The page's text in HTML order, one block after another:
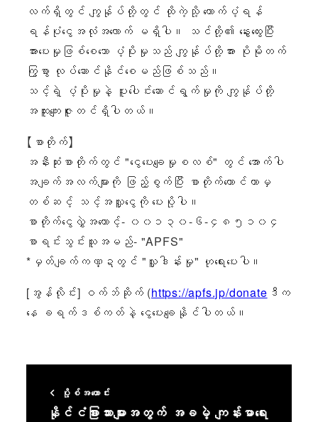
လက်ရှိတွင် ကျွန်ုပ်တို့တွင် ထိုကဲ့သို့ ထောက်ပံ့ရန်
ရန်ပုံငွေအလုံအလောက် မရှိပါ။ သင်တို့၏ နွေးထွေးပြီး
အားပေးမှုဖြစ်စေသော ပံ့ပိုးမှုသည် ကျွန်ုပ်တို့အား ပိုမိုတက်
ကြွစွာ လုပ်ဆောင်နိုင်စေမည်ဖြစ်သည်။
သင့်ရဲ့ ပံ့ပိုးမှုနဲ့ ပူးပေါင်းဆောင်ရွက်မှုကို ကျွန်ုပ်တို့
အထူးကျေးဇူးတင်ရှိပါတယ်။
【စာတိုက်】
အနီးဆုံးစာတိုက်တွင် "ငွေပေးချေမှုစလစ်" တွင် အောက်ပါ
အချက်အလက်များကို ဖြည့်စွက်ပြီး စာတိုက်ကောင်တာမှ
တစ်ဆင့် သင့်အလှူငွေကို ပေးပို့ပါ။
စာတိုက်ငွေလွှဲအကောင့်- ၀၀၁၃၀-၆-၄၈၅၁၀၄
စာရင်းသွင်းသူအမည်- "APFS"
*မှတ်ချက်ကဏ္ဍတွင် "လှူဒါန်းမှု" ဟုရေးပေးပါ။
[အွန်လိုင်း] ဝက်ဘ်ဆိုက် (https://apfs.jp/donate ဒီက
နေ ခရက်ဒစ်ကတ်နဲ့ ငွေပေးချေနိုင်ပါတယ်။
ပို့စ်အဟောင်း
နိုင်ငံခြားသားများအတွက် အခမဲ့ ကျန်းမာရေး